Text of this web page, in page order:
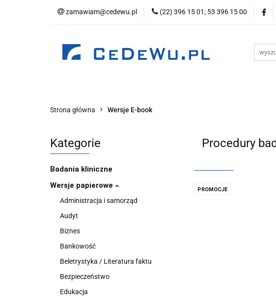
zamawiam@cedewu.pl (22) 396 15 01; 53 396 15 00
Kategorie Nowości
Wydawnictwo For English
Strona główna Wersje E-book
Kategorie
Badania kliniczne
Wersje papierowe
Administracja i samorząd
Audyt
Biznes
Bankowość
Beletrystyka / Literatura faktu
Bezpieczeństwo
Edukacja
Procedury
PROMOCJE